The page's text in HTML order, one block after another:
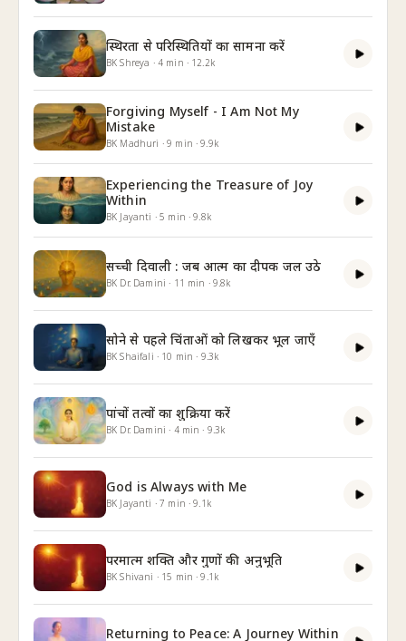
स्थिरता से परिस्थितियों का सामना करें
BK Shreya · 4 min · 12.2k
Forgiving Myself - I Am Not My
Mistake
BK Madhuri ·9 min ·9.9k
Experiencing the Treasure of Joy
Within
BK Jayanti ·5 min ·9.8k
सच्ची दिवाली : जब आत्म का दीपक जल उठे
BK Dr. Damini · 11 min · 9.8k
सोने से पहले चिंताओं को लिखकर भूल जाएँ
BK Shaifali · 10 min · 9.3k
पांचों तत्वों का शुक्रिया करें
BK Dr. Damini · 4min · 9.3k
God is Always with Me
BK Jayanti ·7 min ·9.1k
परमात्म शक्ति और गुणों की अनुभूति
BK Shivani · 15 min ·9.1k
Returning to Peace: A Journey Within